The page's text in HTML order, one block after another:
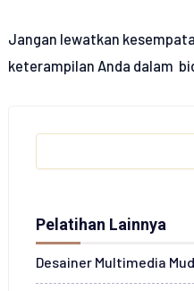
Jangan lewatkan
keterampilan Anda dalam
Search
Pelatihan Lainnya
Desainer Multimedia